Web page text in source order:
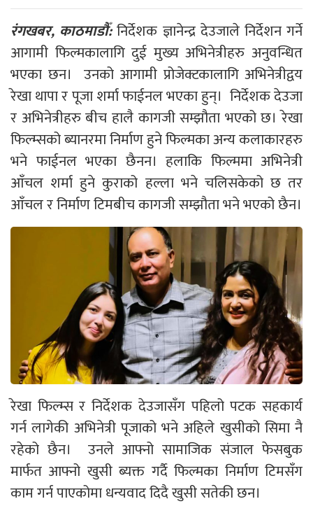
रंगखबर, काठमाडौँ:निर्देशक ज्ञानेन्द्र देउजाले निर्देशन गर्ने
आगामी फिल्मकालागि दुई मुख्य अभिनेत्रीहरु अनुवन्धित
भएका छन। उनको आगामी प्रोजेक्टकालागि अभिनेत्रीद्वय
रेखा थापा र पूजा शर्मा फाईनल भएका हुन्। निर्देशक देउजा
र अभिनेत्रीहरु बीच हालै कागजी सम्झौता भएको छ। रेखा
फिल्म्सको ब्यानरमा निर्माण हुने फिल्मका अन्य कलाकारहरु
भने फाईनल भएका छैनन। हलाकि फिल्ममा अभिनेत्री
आँचल शर्मा हुने कुराको हल्ला भने चलिसकेको छ तर
आँचल र निर्माण टिमबीच कागजी सम्झौता भने भएको छैन।
रेखा फिल्म्स र निर्देशक देउजासँग पहिलो पटक सहकार्य
गर्न लागेकी अभिनेत्री पूजाको भने अहिले खुसीको सिमा नै
रहेको छैन। उनले आफ्नो सामाजिक संजाल फेसबुक
मार्फत आफ्नो खुसी ब्यक्त गर्दै फिल्मका निर्माण टिमसँग
काम गर्न पाएकोमा धन्यवाद दिदै खुसी सतेकी छन।